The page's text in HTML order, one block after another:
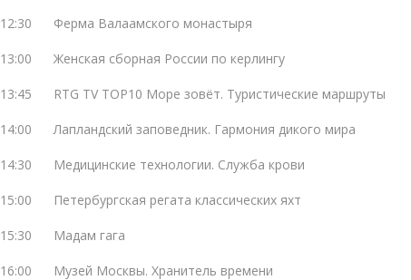
12:30 Ферма Валаамского монастыря
13:00 Женская сборная России по керлингу
13:45 RTG TV TOP10 Море зовёт. Туристические маршруты
14:00 Лапландский заповедник. Гармония дикого мира
14:30 Медицинские технологии. Служба крови
15:00 Петербургская регата классических яхт
15:30 Мадам гага
16:00 Музей Москвы. Хранитель времени